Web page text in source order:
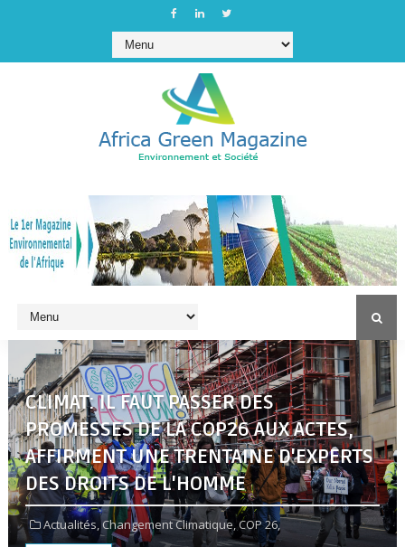
CLIMAT: IL FAUT PASSER DES
PROMESSES DE LA COP26 AUX ACTES,
AFFIRMENT UNE TRENTAINE D'EXPERTS
DES DROITS DE L'HOMME
Actualités,Changement Climatique,COP 26,